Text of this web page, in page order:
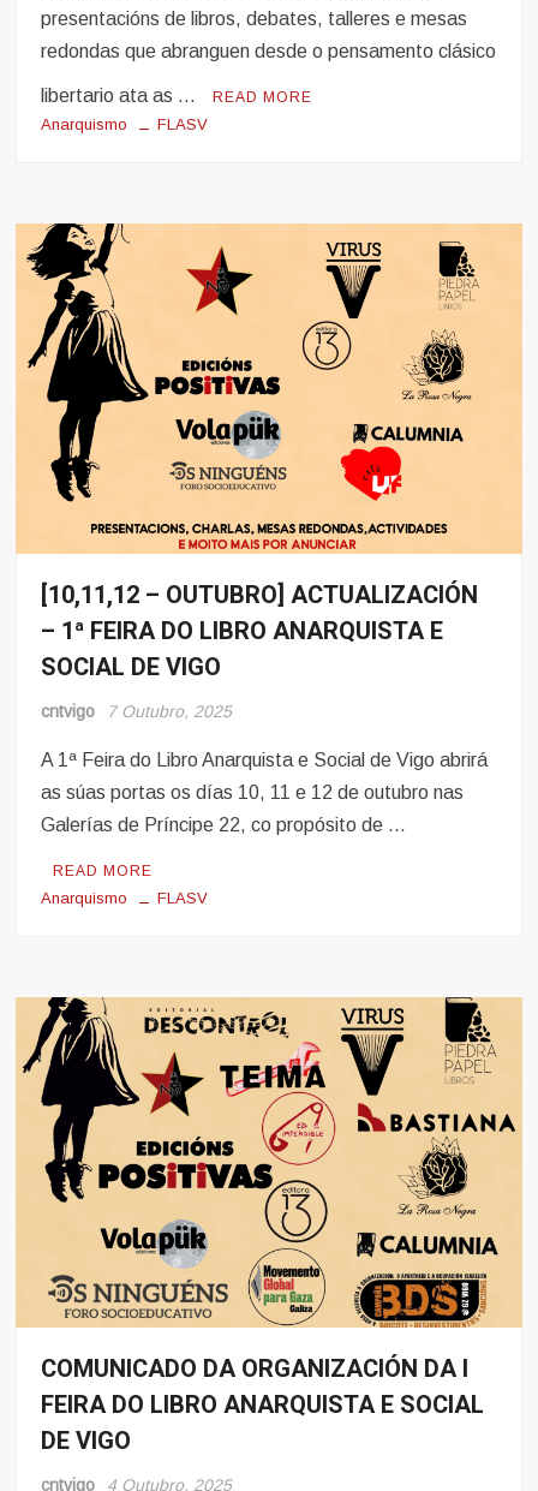
presentacións de libros, debates, talleres e mesas
redondas que abranguen desde o pensamento clásico
libertario ata as … READ MORE
Anarquismo FLASV
Eventos
[10,11,12 – OUTUBRO] ACTUALIZACIÓN
– 1ª FEIRA DO LIBRO ANARQUISTA E
SOCIAL DE VIGO
cntvigo 7 Outubro, 2025
A 1ª Feira do Libro Anarquista e Social de Vigo abrirá
as súas portas os días 10, 11 e 12 de outubro nas
Galerías de Príncipe 22, co propósito de …
READ MORE
Anarquismo FLASV
Eventos
COMUNICADO DA ORGANIZACIÓN DA I
FEIRA DO LIBRO ANARQUISTA E SOCIAL
DE VIGO
cntvigo 4 Outubro, 2025